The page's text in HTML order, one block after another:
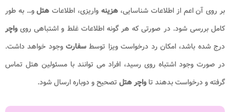
بر روی آن اعم از اطلاعات شناسایی،هزینه واریزی، اطلاعات هتلو… به طور
کامل بررسی شود. در صورتی که هر گونه اطلاعات غلط و اشتباهی روی واچر
درج شده باشد، امکان رد درخواست ویزا توسط سفارتوجود خواهد داشت.
در صورت وجود اشتباه روی رسید، افراد می توانند با مسئولین هتل تماس
گرفته و درخواست بدهند تا واچر هتل تصحیح و دوباره ارسال شود.